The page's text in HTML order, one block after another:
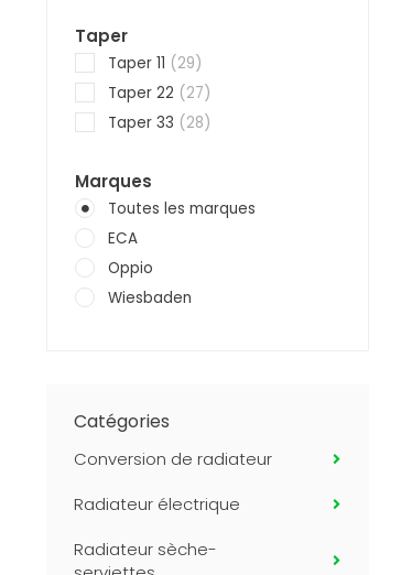
Taper
Taper 11 (29)
Taper 22 (27)
Taper 33 (28)
Marques
Toutes les marques
ECA
Oppio
Wiesbaden
Catégories
Conversion de radiateur
Radiateur électrique
Radiateur sèche-